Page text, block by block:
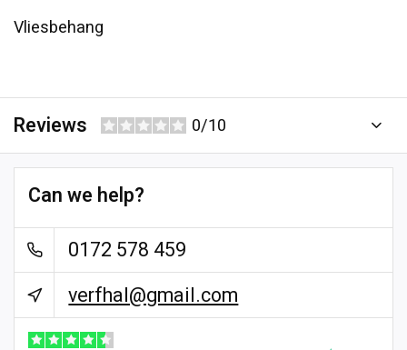
Vliesbehang
Reviews 0/10
Can we help?
0172 578 459
verfhal@gmail.com